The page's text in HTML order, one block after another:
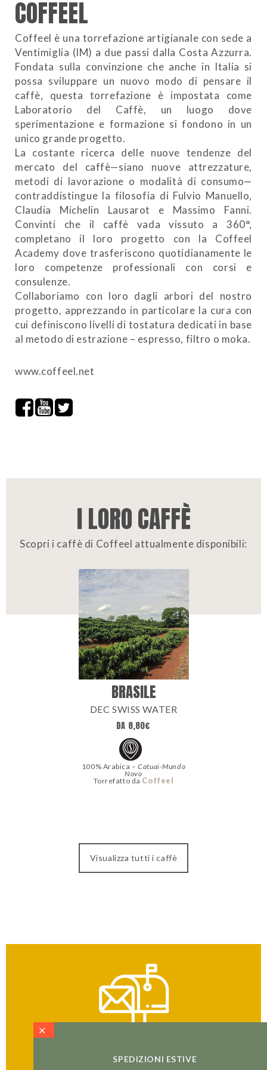
COFFEEL
Coffeel è una torrefazione artigianale con sede a
Ventimiglia (IM) a due passi dalla Costa Azzurra.
Fondata sulla convinzione che anche in Italia si
possa sviluppare un nuovo modo di pensare il
caffè, questa torrefazione è impostata come
Laboratorio del Caffè, un luogo dove
sperimentazione e formazione si fondono in un
unico grande progetto.
La costante ricerca delle nuove tendenze del
mercato del caffè—siano nuove attrezzature,
metodi di lavorazione o modalità di consumo—
contraddistingue la filosofia di Fulvio Manuello,
Claudia Michelin Lausarot e Massimo Fanni.
Convinti che il caffè vada vissuto a 360°,
completano il loro progetto con la Coffeel
Academy dove trasferiscono quotidianamente le
loro competenze professionali con corsi e
consulenze.
Collaboriamo con loro dagli arbori del nostro
progetto, apprezzando in particolare la cura con
cui definiscono livelli di tostatura dedicati in base
al metodo di estrazione – espresso, filtro o moka.
www.coffeel.net
I LORO CAFFÈ
Scopri i caffè di Coffeel attualmente disponibili:
BRASILE
DEC SWISS WATER
DA 8,80€
100% Arabica –Catuai-Mundo
Novo
Torrefatto da Coffeel
Visualizza tutti i caffè
ISCRIVITI ALLA NEWSLETTER
SPEDIZIONI ESTIVE